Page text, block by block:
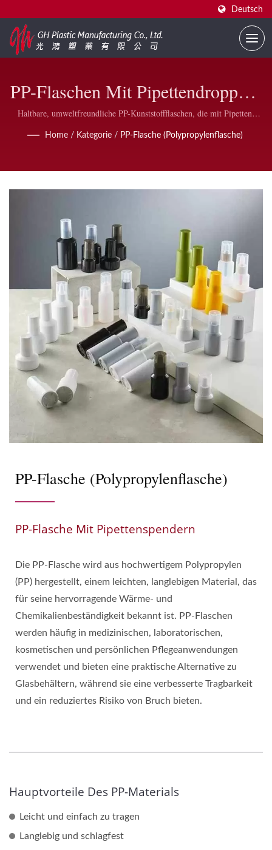
Deutsch
PP-Flaschen Mit Pipettendroppern
– Leichte &
Chemikalienbeständige
Haltbare, umweltfreundliche PP-Kunststoffflaschen, die mit Pipetten-
entwickelt für medizinische, labor- und kosmetische Anwendungen.
Home / Kategorie / PP-Flasche (Polypropylenflasche)
PP-Flasche (Polypropylenflasche)
PP-Flasche Mit Pipettenspendern
Die PP-Flasche wird aus hochwertigem Polypropylen
(PP) hergestellt, einem leichten, langlebigen Material, das
für seine hervorragende Wärme- und
Chemikalienbeständigkeit bekannt ist. PP-Flaschen
werden häufig in medizinischen, laboratorischen,
kosmetischen und persönlichen Pflegeanwendungen
verwendet und bieten eine praktische Alternative zu
Glasbehältern, während sie eine verbesserte Tragbarkeit
und ein reduziertes Risiko von Bruch bieten.
Hauptvorteile Des PP-Materials
Leicht und einfach zu tragen
Langlebig und schlagfest